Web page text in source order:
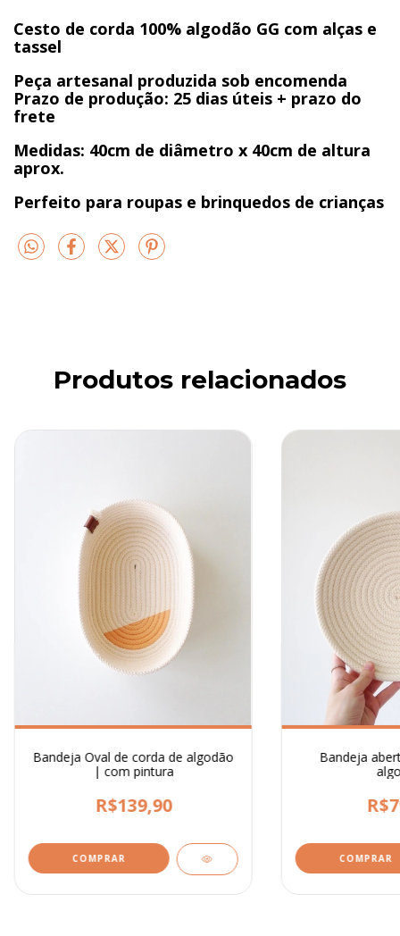
Cesto de corda 100% algodão GG com alças e
tassel
Peça artesanal produzida sob encomenda
Prazo de produção: 25 dias úteis + prazo do
frete
Medidas: 40cm de diâmetro x 40cm de altura
aprox.
Perfeito para roupas e brinquedos de crianças
Produtos relacionados
Bandeja Oval de corda de algodão
| com pintura
R$139,90
Bandeja